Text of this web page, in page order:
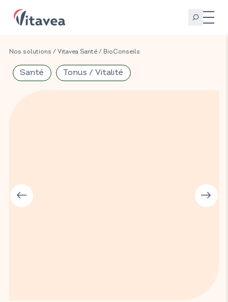
Nos solutions / Vitavea Santé / BioConseils
Santé Tonus / Vitalité